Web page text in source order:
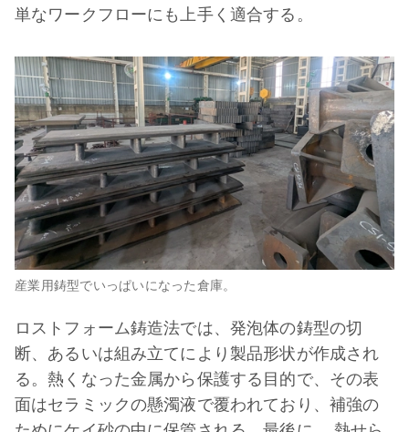
単なワークフローにも上手く適合する。
産業用鋳型でいっぱいになった倉庫。
ロストフォーム鋳造法では、発泡体の鋳型の切
断、あるいは組み立てにより製品形状が作成され
る。熱くなった金属から保護する目的で、その表
面はセラミックの懸濁液で覆われており、補強の